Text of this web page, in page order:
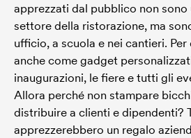
apprezzati dal pubblico non sono
settore della ristorazione, ma
ufficio, a scuola e nei cantieri.
anche come gadget
inaugurazioni, le fiere e tutti gli
Allora perché non stampare
distribuire a clienti e dipendenti?
apprezzerebbero un regalo